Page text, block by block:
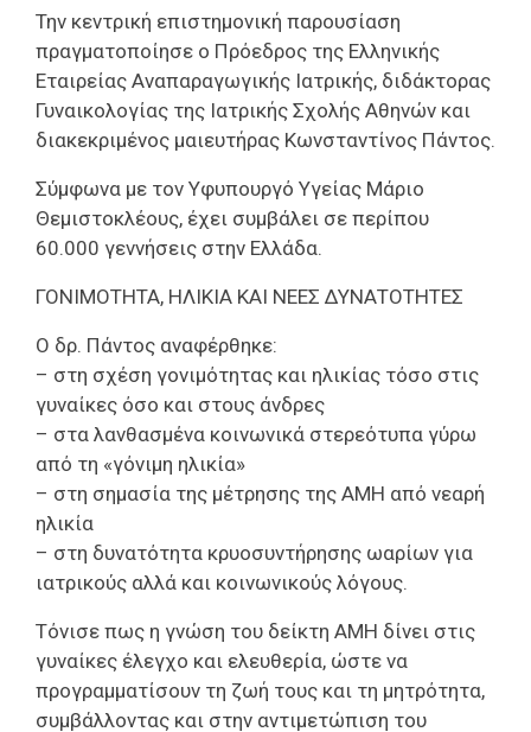
Την κεντρική επιστημονική παρουσίαση
πραγματοποίησε ο Πρόεδρος της Ελληνικής
Εταιρείας Αναπαραγωγικής Ιατρικής, διδάκτορας
Γυναικολογίας της Ιατρικής Σχολής Αθηνών και
διακεκριμένος μαιευτήρας Κωνσταντίνος Πάντος.
Σύμφωνα με τον Υφυπουργό Υγείας Μάριο
Θεμιστοκλέους, έχει συμβάλει σε περίπου
60.000 γεννήσεις στην Ελλάδα.
ΓΟΝΙΜΟΤΗΤΑ, ΗΛΙΚΙΑ ΚΑΙ ΝΕΕΣ ΔΥΝΑΤΟΤΗΤΕΣ
Ο δρ. Πάντος αναφέρθηκε:
– στη σχέση γονιμότητας και ηλικίας τόσο στις
γυναίκες όσο και στους άνδρες
– στα λανθασμένα κοινωνικά στερεότυπα γύρω
από τη «γόνιμη ηλικία»
– στη σημασία της μέτρησης της ΑΜΗ από νεαρή
ηλικία
– στη δυνατότητα κρυοσυντήρησης ωαρίων για
ιατρικούς αλλά και κοινωνικούς λόγους.
Τόνισε πως η γνώση του δείκτη ΑΜΗ δίνει στις
γυναίκες έλεγχο και ελευθερία, ώστε να
προγραμματίσουν τη ζωή τους και τη μητρότητα,
συμβάλλοντας και στην αντιμετώπιση του